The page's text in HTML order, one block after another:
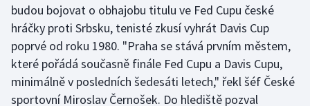
Gymnastika
Házená
Jezdectví
budou bojovat o obhajobu titulu ve Fed Cupu české
hráčky proti Srbsku, tenisté zkusí vyhrát Davis Cup
poprvé od roku 1980. "Praha se stává prvním městem,
které pořádá současně finále Fed Cupu a Davis Cupu,
minimálně v posledních šedesáti letech," řekl šéf České
sportovní Miroslav Černošek. Do hlediště pozval